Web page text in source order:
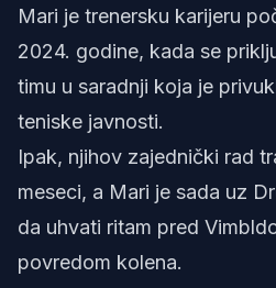
Mari je trenersku karijeru
2024. godine, kada se
timu u saradnji koja je
teniske javnosti.
Ipak, njihov zajednički rad
meseci, a Mari je sada uz
da uhvati ritam pred
povredom kolena.